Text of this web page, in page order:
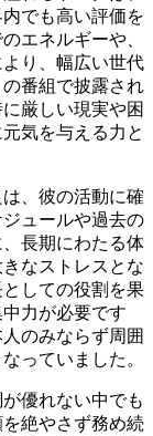
でも高い評価を
エネルギーや、
り、幅広い世代
番組で披露され
厳しい現実や困
気を与える力と
、彼の活動に確
ュールや過去の
長期にわたる体
なストレスとな
しての役割を果
力が必要です
のみならず周囲
っていました。
優れない中でも
絶やさず務め続